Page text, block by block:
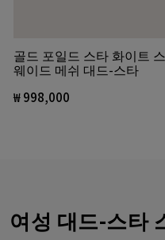
골드 포일드 스타 화이트 스
웨이드 메쉬 대드-스타
₩ 998,000
여성 대드-스타